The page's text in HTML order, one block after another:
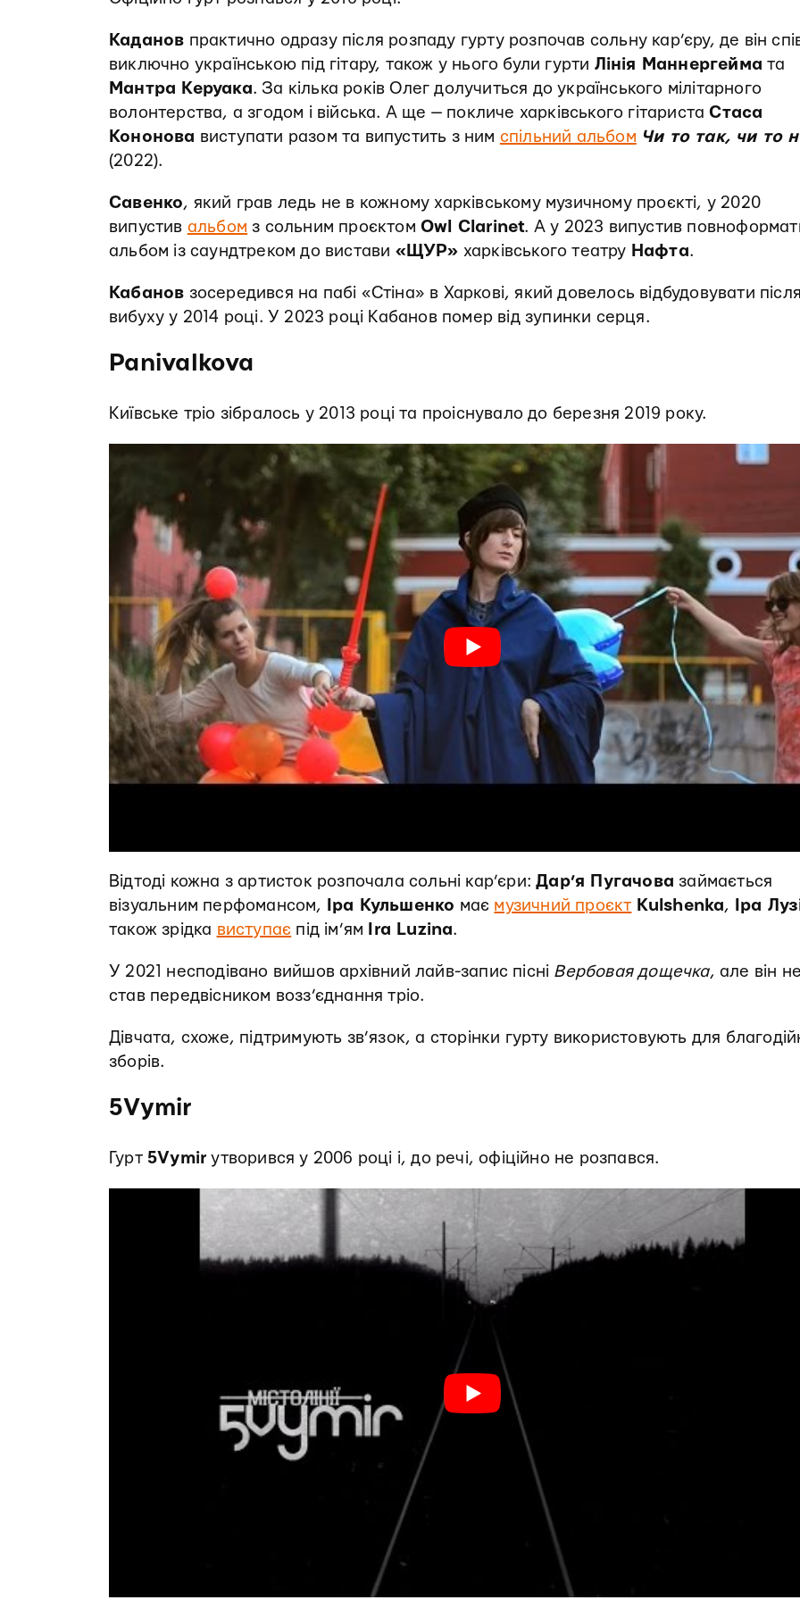
Каданов практично одразу після розпаду гурту розпочав сольну кар’єру, де він
виключно українською під гітару, також у нього були гурти Лінія Маннергейма та
Мантра Керуака. За кілька років Олег долучиться до українського мілітарного
волонтерства, а згодом і війська. А ще — покличе харківського гітаристаСтаса
Кононова виступати разом та випустить з ним спільний альбом Чи то так, чи то
(2022).
Савенко, який грав ледь не в кожному харківському музичному проєкті, у 2020
випустив альбом з сольним проєктомOwl Clarinet. А у 2023 випустив
альбом із саундтреком до вистави «ЩУР» харківського театру Нафта.
Кабанов зосередився на пабі «Стіна» в Харкові, який довелось відбудовувати після
вибуху у 2014 році. У 2023 році Кабанов помер від зупинки серця.
Panivalkova
Київське тріо зібралось у 2013 році та проіснувало до березня 2019 року.
Відтоді кожна з артисток розпочала сольні кар’єри:Дар’я Пугачова займається
візуальним перфомансом,
Іра Кульшенко має музичний проєкт Kulshenka,
Іра
також зрідка виступає під ім’ям Ira Luzina.
У 2021 несподівано вийшов архівний лайв-запис пісні Вербовая дощечка, але він не
став передвісником возз’єднання тріо.
Дівчата, схоже, підтримують зв’язок, а сторінки гурту використовують для
зборів.
5Vymir
Гурт 5Vymir утворився у 2006 році і, до речі, офіційно не розпався.